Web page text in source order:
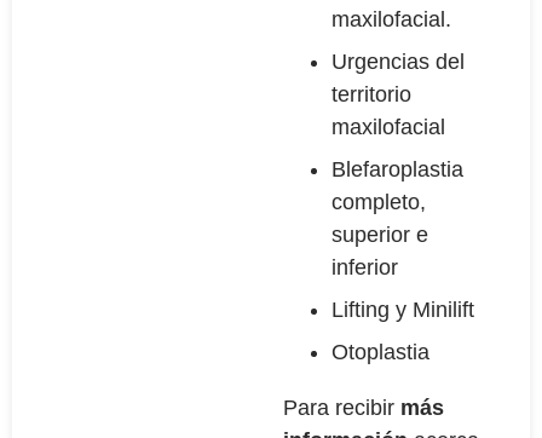
maxilofacial.
Urgencias del
territorio
maxilofacial
Blefaroplastia
completo,
superior e
inferior
Lifting y Minilift
Otoplastia
Para recibir más